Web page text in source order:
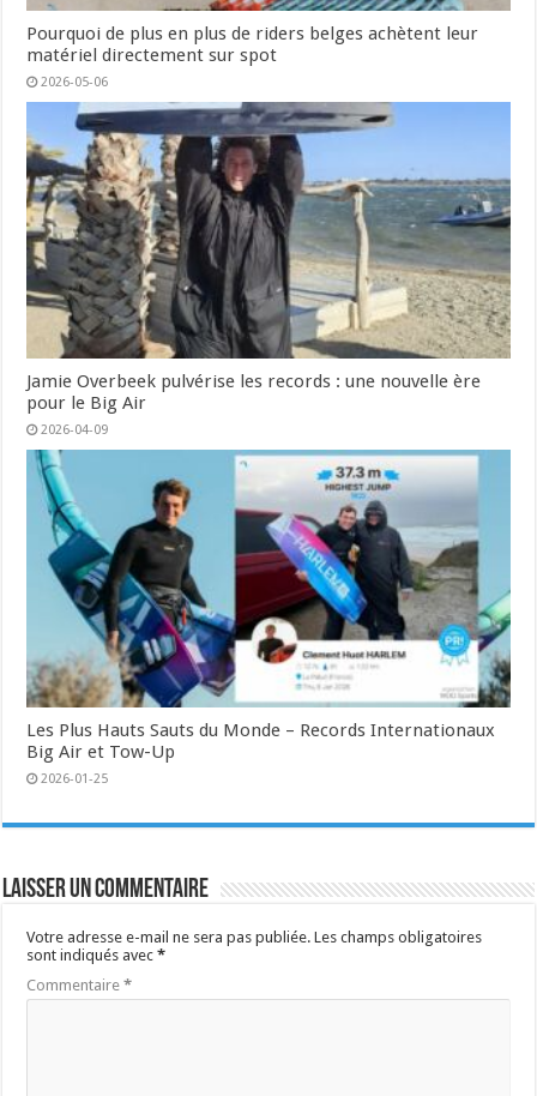
Pourquoi de plus en plus de riders belges achètent leur
matériel directement sur spot
2026-05-06
Jamie Overbeek pulvérise les records : une nouvelle ère
pour le Big Air
2026-04-09
Les Plus Hauts Sauts du Monde – Records Internationaux
Big Air et Tow-Up
2026-01-25
Laisser un commentaire
Votre adresse e-mail ne sera pas publiée. Les champs obligatoires
sont indiqués avec*
Commentaire*